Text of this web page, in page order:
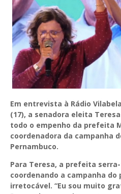
Em entrevista à Rádio
(17), a senadora eleita
todo o empenho da prefeita
coordenadora da campanha
Pernambuco.
Para Teresa, a prefeita
coordenando a campanha
irretocável. “Eu sou muito